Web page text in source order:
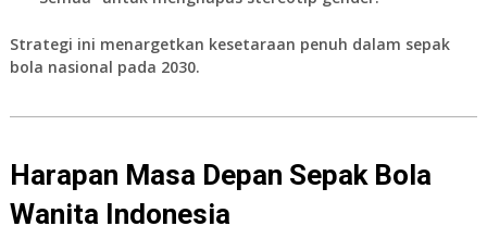
Strategi ini menargetkan kesetaraan penuh dalam sepak
bola nasional pada 2030.
Harapan Masa Depan Sepak Bola
Wanita Indonesia